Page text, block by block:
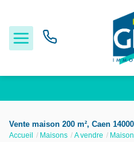
Acheter
Vente maison 200 m², Caen
Accueil Maisons A vendre Maison